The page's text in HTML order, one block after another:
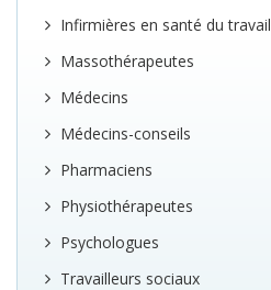
Infirmières en santé du travail
Massothérapeutes
Médecins
Médecins-conseils
Pharmaciens
Physiothérapeutes
Psychologues
Travailleurs sociaux